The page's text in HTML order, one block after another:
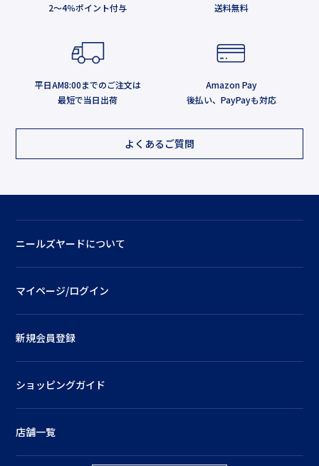
2～4％ポイント付与
送料無料
平日AM8:00までのご注文は
最短で当日出荷
Amazon Pay
後払い、PayPayも対応
よくあるご質問
ニールズヤードについて
マイページ/ログイン
新規会員登録
ショッピングガイド
店舗一覧